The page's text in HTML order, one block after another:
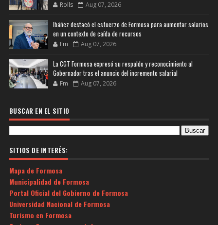
Rolls Aug 07, 2026
Ibáñez destacó el esfuerzo de Formosa para aumentar salarios
en un contexto de caída de recursos
Fm Aug 07, 2026
La CGT Formosa expresó su respaldo y reconocimiento al
Gobernador tras el anuncio del incremento salarial
Fm Aug 07, 2026
BUSCAR EN EL SITIO
SITIOS DE INTERÉS:
Mapa de Formosa
Municipalidad de Formosa
Portal Oficial del Gobierno de Formosa
Universidad Nacional de Formosa
Turismo en Formosa